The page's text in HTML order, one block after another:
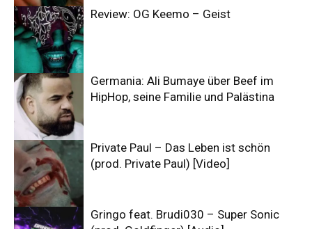
Review: OG Keemo – Geist
Germania: Ali Bumaye über Beef im
HipHop, seine Familie und Palästina
Private Paul – Das Leben ist schön
(prod. Private Paul) [Video]
Gringo feat. Brudi030 – Super Sonic